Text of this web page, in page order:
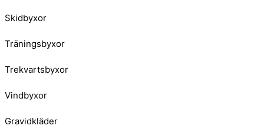
Skidbyxor
Träningsbyxor
Trekvartsbyxor
Vindbyxor
Gravidkläder